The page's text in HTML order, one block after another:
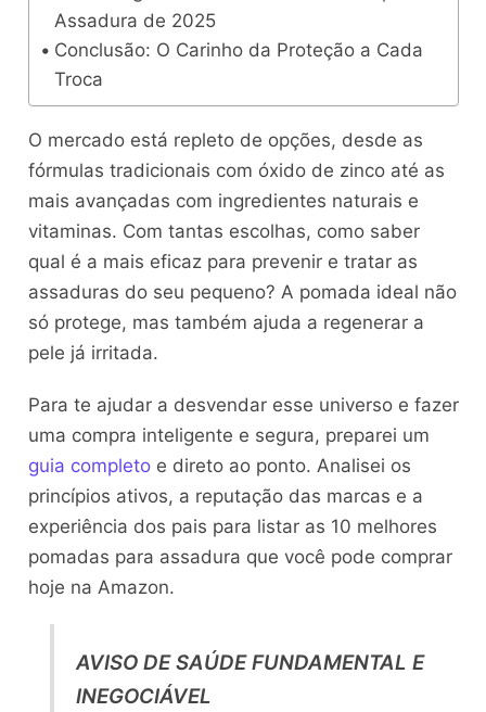
Assadura de 2025
Conclusão: O Carinho da Proteção a Cada
Troca
O mercado está repleto de opções, desde as
fórmulas tradicionais com óxido de zinco até as
mais avançadas com ingredientes naturais e
vitaminas. Com tantas escolhas, como saber
qual é a mais eficaz para prevenir e tratar as
assaduras do seu pequeno? A pomada ideal não
só protege, mas também ajuda a regenerar a
pele já irritada.
Para te ajudar a desvendar esse universo e fazer
uma compra inteligente e segura, preparei um
guia completoe direto ao ponto. Analisei os
princípios ativos, a reputação das marcas e a
experiência dos pais para listar as 10 melhores
pomadas para assadura que você pode comprar
hoje na Amazon.
AVISO DE SAÚDE FUNDAMENTAL E
INEGOCIÁVEL